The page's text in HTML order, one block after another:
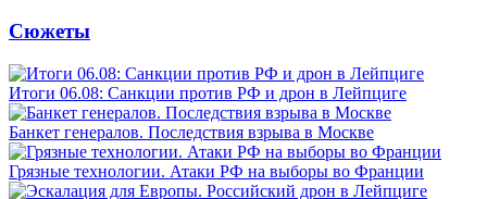
Сюжеты
Итоги 06.08: Санкции против РФ и дрон в Лейпциге
Банкет генералов. Последствия взрыва в Москве
Грязные технологии. Атаки РФ на выборы во Франции